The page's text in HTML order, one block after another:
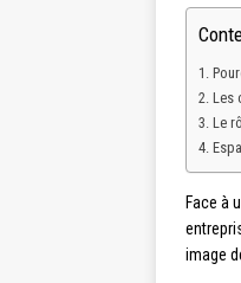
Les
Le
Face à
image